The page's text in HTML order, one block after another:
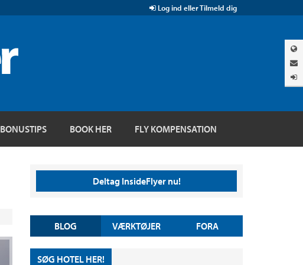
Log ind eller Tilmeld dig
BONUSTIPS BOOK HER FLY KOMPENSATION
Deltag InsideFlyer nu!
BLOG VÆRKTØJER FORA
SØG HOTEL HER!